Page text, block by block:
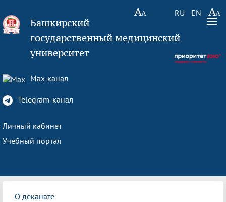
RU EN
Башкирский
государственный медицинский
университет
Max-канал
Telegram-канал
Личный кабинет
Учебный портал
О деканате